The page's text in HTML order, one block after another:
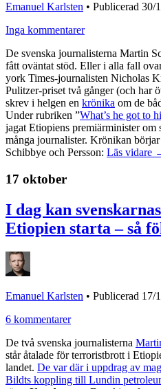
Emanuel Karlsten • Publicerad 30/
Inga kommentarer
De svenska journalisterna Martin
fått oväntat stöd. Eller i alla fall
york Times-journalisten Nicholas
Pulitzer-priset två gånger (och har
skrev i helgen en krönika om de
Under rubriken ”What’s he got to
jagat Etiopiens premiärminister om
många journalister. Krönikan
Schibbye och Persson: Läs vidare
17 oktober
I dag kan
Etiopien starta – så
Emanuel Karlsten • Publicerad 17/
6 kommentarer
De två svenska journalisterna
står åtalade för terroristbrott i
landet. De var där i uppdrag av
Bildts koppling till Lundin